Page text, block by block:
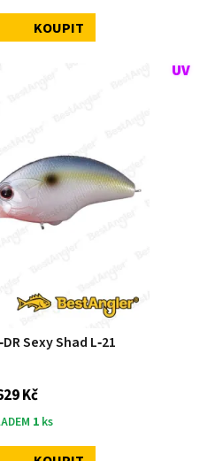
KOUPIT
Sexy Shad L‑21
Kč
1 ks